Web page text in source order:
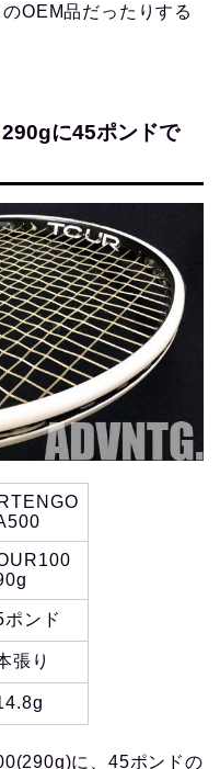
OEM品だったりする
に45ポンドで
ポンド
張り
に、45ポンドの